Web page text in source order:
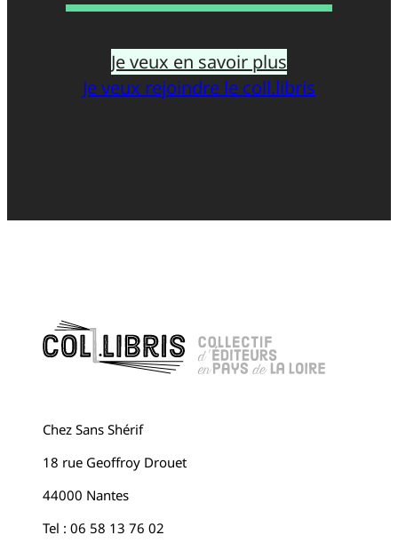
Je veux en savoir plus
Je veux rejoindre le coll.libris
Chez Sans Shérif
18 rue Geoffroy Drouet
44000 Nantes
Tel : 06 58 13 76 02